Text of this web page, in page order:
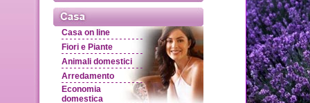
Casa on line
Fiori e Piante
Animali domestici
Arredamento
Economia
domestica